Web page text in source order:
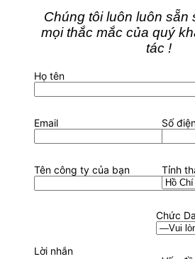
Chúng tôi luôn luôn sẵn
mọi thắc mắc của quý
tác !
Họ tên
Email Số
Tên công ty của bạn Tỉnh
Chức
Lời nhắn